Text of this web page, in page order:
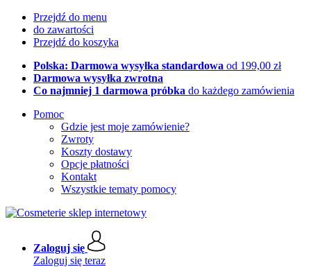
Przejdź do menu
do zawartości
Przejdź do koszyka
Polska: Darmowa wysyłka standardowa od 199,00 zł
Darmowa wysyłka zwrotna
Co najmniej 1 darmowa próbka do każdego zamówienia
Pomoc
Gdzie jest moje zamówienie?
Zwroty
Koszty dostawy
Opcje płatności
Kontakt
Wszystkie tematy pomocy
Zaloguj się
Zaloguj się teraz